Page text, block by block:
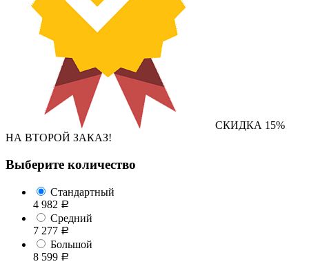
СКИДКА 15%
НА ВТОРОЙ ЗАКАЗ!
Выберите количество
Стандартный
4 982 Р
Средний
7 277 Р
Большой
8 599 Р